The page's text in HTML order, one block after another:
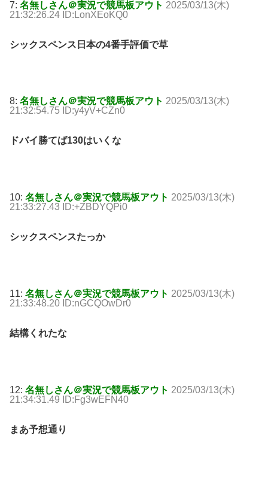
7: 名無しさん＠実況で競馬板アウト 2025/03/13(木)
21:32:26.24 ID:LonXEoKQ0
シックスペンス日本の4番手評価で草
8: 名無しさん＠実況で競馬板アウト 2025/03/13(木)
21:32:54.75 ID:y4yV+CZn0
ドバイ勝てば130はいくな
10: 名無しさん＠実況で競馬板アウト 2025/03/13(木)
21:33:27.43 ID:+ZBDYQPi0
シックスペンスたっか
11: 名無しさん＠実況で競馬板アウト 2025/03/13(木)
21:33:48.20 ID:nGCQOwDr0
結構くれたな
12: 名無しさん＠実況で競馬板アウト 2025/03/13(木)
21:34:31.49 ID:Fg3wEFN40
まあ予想通り